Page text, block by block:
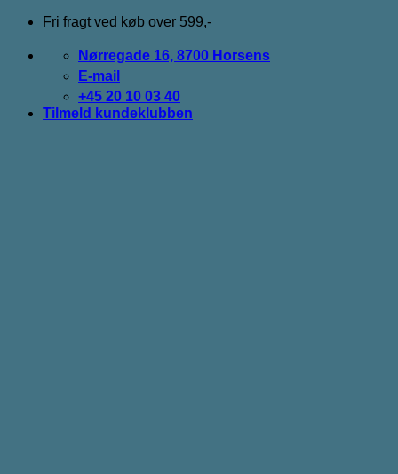
Fortsæt
indhold
Fri fragt ved køb over 599,-
Nørregade 16, 8700 Horsens
E-mail
+45 20 10 03 40
Tilmeld kundeklubben